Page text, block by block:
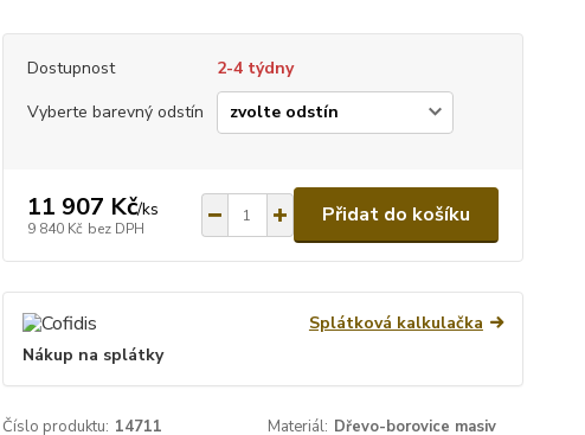
Dostupnost
2-4 týdny
Vyberte barevný odstín
11 907 Kč/ks
9 840 Kč bez DPH
Přidat do košíku
Splátková kalkulačka
Nákup na splátky
Číslo produktu: 14711 Materiál: Dřevo-borovice masiv